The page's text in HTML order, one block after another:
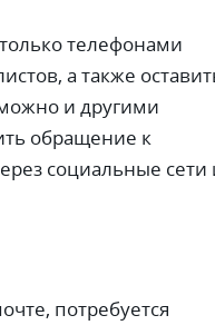
телефонами
а также
и другими
обращение к
социальные сети
потребуется